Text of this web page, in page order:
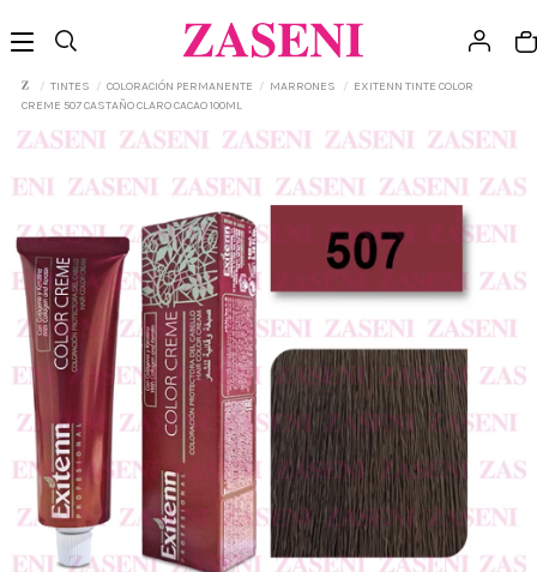
TINTES COLORACIÓN PERMANENTE MARRONES
EXITENN TINTE COLOR
CREME 507 CASTAÑO CLARO CACAO 100ML